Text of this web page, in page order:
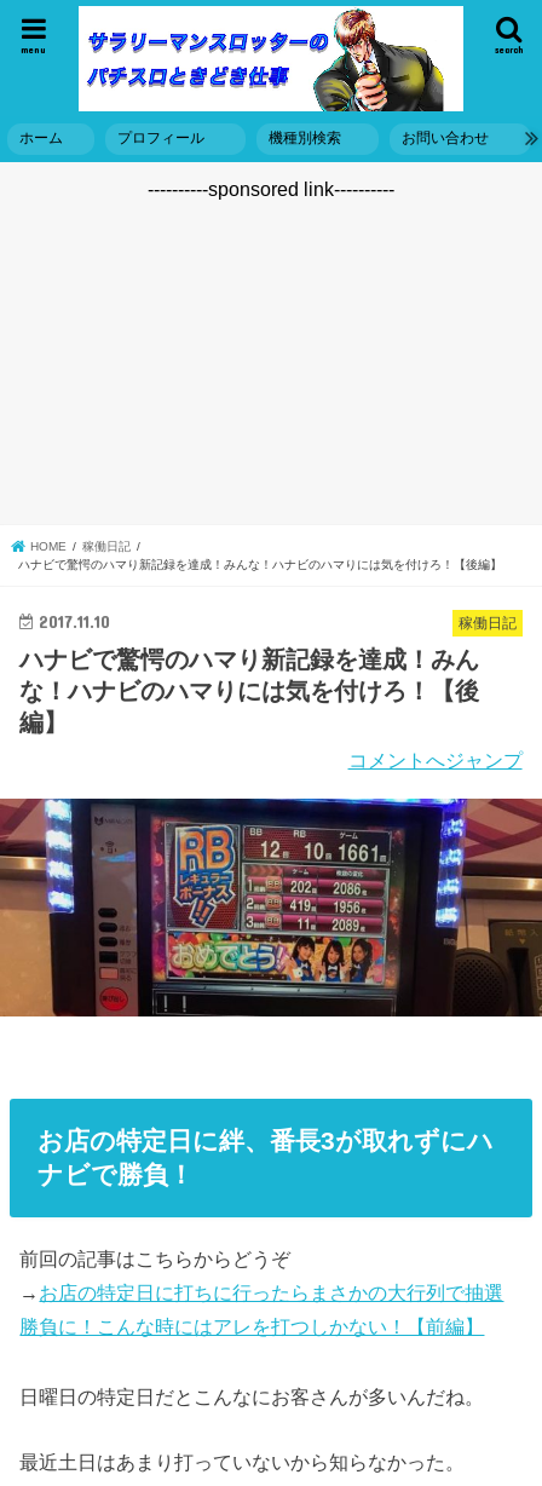
search
menu
ホーム プロフィール 機種別検索 お問い合わせ
----------sponsored link----------
HOME
稼働日記
ハナビで驚愕のハマり新記録を達成！みんな！ハナビのハマりには気を付けろ！【後編】
稼働日記
2017.11.10
ハナビで驚愕のハマり新記録を達成！みん
な！ハナビのハマりには気を付けろ！【後
編】
コメントへジャンプ
お店の特定日に絆、番長3が取れずにハ
ナビで勝負！
前回の記事はこちらからどうぞ
→ お店の特定日に打ちに行ったらまさかの大行列で抽選
勝負に！こんな時にはアレを打つしかない！【前編】
日曜日の特定日だとこんなにお客さんが多いんだね。
最近土日はあまり打っていないから知らなかった。